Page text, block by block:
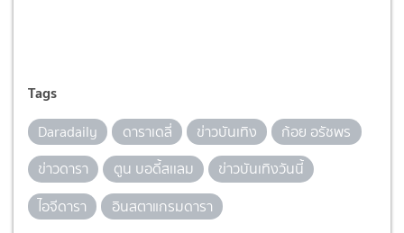
Tags
Daradaily ดาราเดลี่ ข่าวบันเทิง
ก้อย อรัชพร
ข่าวดารา
ตูน บอดี้สเเลม
ข่าวบันเทิงวันนี้
ไอจีดารา
อินสตาแกรมดารา